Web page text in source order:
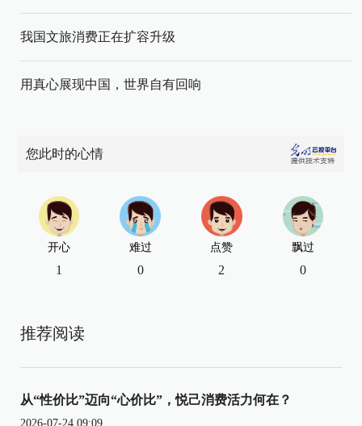
我国文旅消费正在扩容升级
用真心展现中国，世界自有回响
您此时的心情
开心
1
难过
0
点赞
2
飘过
0
推荐阅读
从“性价比”迈向“心价比”，悦己消费活力何在？
2026-07-24 09:09